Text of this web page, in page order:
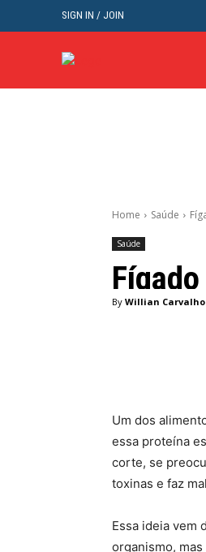
SIGN IN / JOIN
Home Saúde
Saúde
By Willian
Um dos
essa proteína
corte, se
toxinas e faz
Essa ideia vem
organismo,